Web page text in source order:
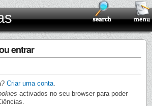
entrar
Criar uma conta
activados no seu browser para poder